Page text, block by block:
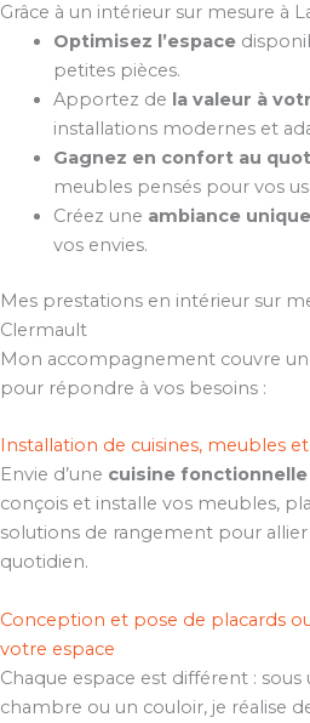
Grâce à un intérieur sur mesure à
Optimisez l’espace
petites pièces.
Apportez de la valeur à
installations modernes et
Gagnez en confort au
meubles pensés pour vos
Créez une ambiance unique
vos envies.
Mes prestations en intérieur sur
Clermault
Mon accompagnement couvre
pour répondre à vos besoins :
Installation de cuisines, meubles
Envie d’une cuisine
conçois et installe vos meubles,
solutions de rangement pour
quotidien.
Conception et pose de placards
votre espace
Chaque espace est différent : sous
chambre ou un couloir, je réalise